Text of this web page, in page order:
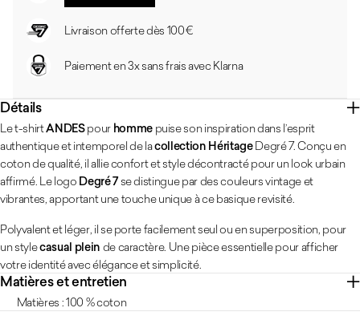
Livraison offerte dès 100 €
Paiement en 3x sans frais avec Klarna
Détails
Le t-shirtANDESpour homme puise son inspiration dans l’esprit
authentique et intemporel de lacollection HéritageDegré 7. Conçu en
coton de qualité, il allie confort et style décontracté pour un look urbain
affirmé. Le logo Degré 7se distingue par des couleurs vintage et
vibrantes, apportant une touche unique à ce basique revisité.
Polyvalent et léger, il se porte facilement seul ou en superposition, pour
un stylecasual plein de caractère. Une pièce essentielle pour afficher
votre identité avec élégance et simplicité.
Matières et entretien
Matières : 100 % coton